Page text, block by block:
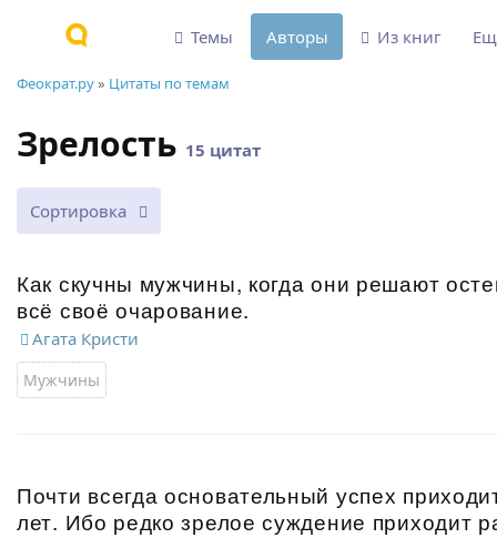
Феократ.ру» Цитаты по темам
Зрелость 15 цитат
Сортировка
Как скучны мужчины, когда они решают
всё своё очарование.
Агата Кристи
Мужчины
Почти всегда основательный успех
лет. Ибо редко зрелое суждение приходит
Темы Авторы Из книг